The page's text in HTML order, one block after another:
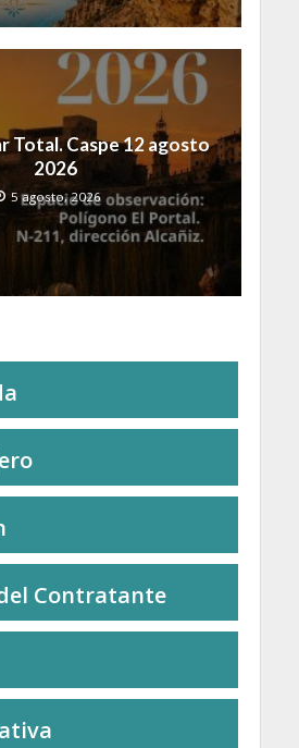
Total. Caspe 12 agosto
2026
5 agosto, 2026
Contratante